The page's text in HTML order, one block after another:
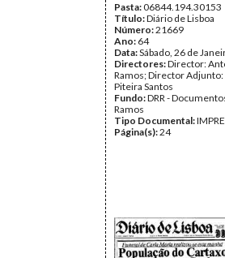
Pasta:06844.194.30153
Título:Diário de Lisboa
Número:21669
Ano: 64
Data:Sábado, 26 de
Directores:Director:
Ramos; Director
Piteira Santos
Fundo:DRR -
Ramos
Tipo Documental:
Página(s):24